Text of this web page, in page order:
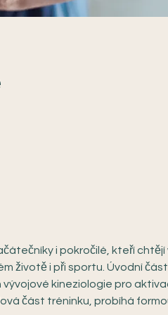
i pokročilé, kteří chtějí
životě i při sportu. Úvodní
kineziologie pro
část tréninku, probíhá